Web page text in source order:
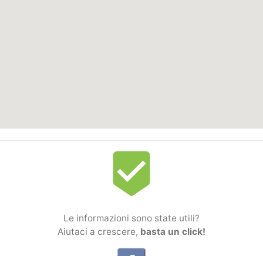
beenhere
Le informazioni sono state utili?
Aiutaci a crescere, basta un click!